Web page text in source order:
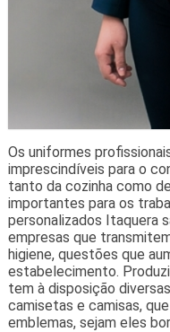
Os uniformes
imprescindíveis para o
tanto da cozinha como
importantes para os
personalizados Itaquera
empresas que
higiene, questões que
estabelecimento.
tem à disposição
camisetas e camisas,
emblemas, sejam eles